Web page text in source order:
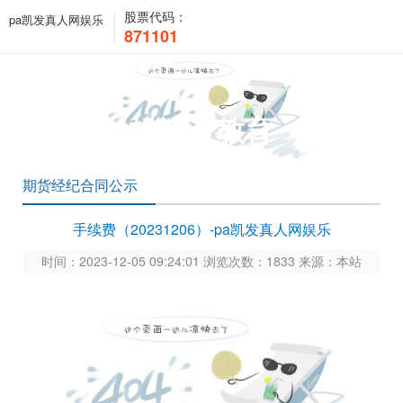
pa凯发真人网娱乐 股票代码：
871101
投资者教育
期货经纪合同公示
手续费（20231206）-pa凯发真人网娱乐
时间：2023-12-05 09:24:01 浏览次数：1833 来源：本站